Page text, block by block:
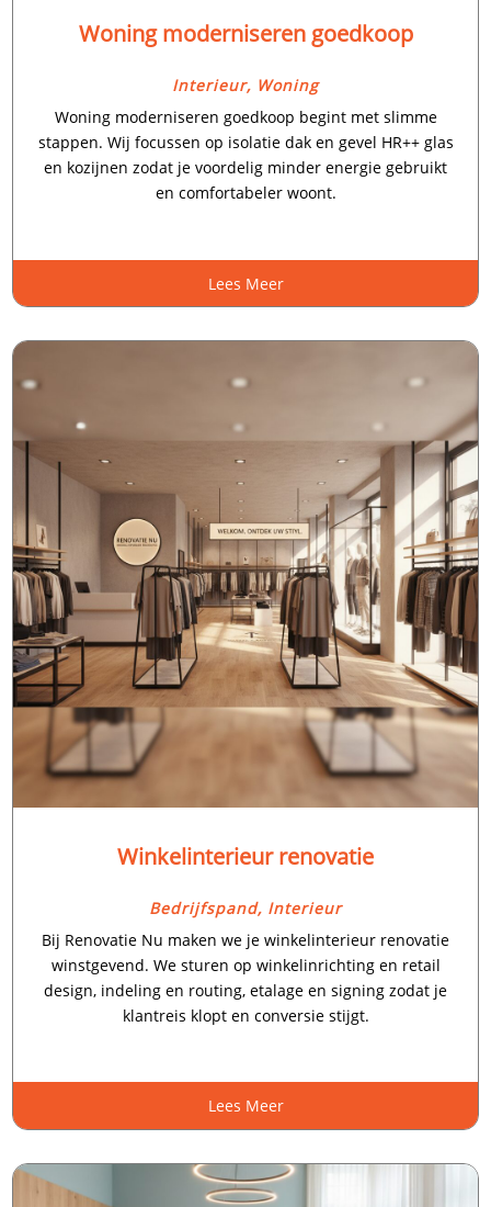
Woning moderniseren goedkoop
Interieur, Woning
Woning moderniseren goedkoop begint met slimme
stappen.​ Wij focussen op isolatie dak en gevel HR++ glas
en kozijnen zodat je voordelig minder energie gebruikt
en comfortabeler woont.​
Lees Meer
Winkelinterieur renovatie
Bedrijfspand, Interieur
Bij Renovatie Nu maken we je winkelinterieur renovatie
winstgevend.​ We sturen op winkelinrichting en retail
design, indeling en routing, etalage en signing zodat je
klantreis klopt en conversie stijgt.​
Lees Meer